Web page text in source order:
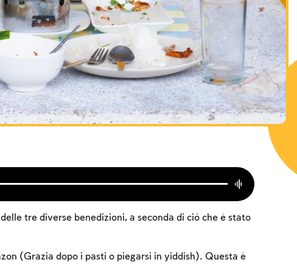
tre diverse benedizioni, a seconda di ciò che è stato
(Grazia dopo i pasti o piegarsi in yiddish). Questa è